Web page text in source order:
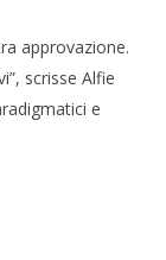
approvazione.
scrisse Alfie
e